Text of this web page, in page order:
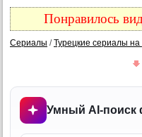
37 серия
33 серия
32 серия
31 серия
Понравилось
Сериалы /Турецкие сериалы на
Умный AI-поиск